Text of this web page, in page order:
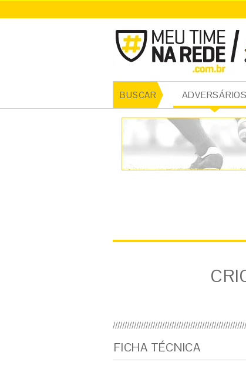
BUSCAR ADVERSÁRIOS
FICHA TÉCNICA